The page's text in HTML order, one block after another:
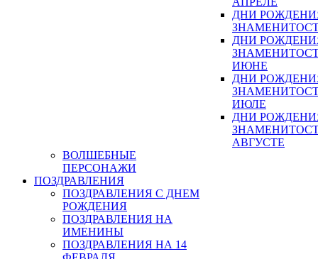
ДНИ
ДНИ
ИЮНЕ
ДНИ
ИЮЛЕ
ДНИ
АВГУСТЕ
ВОЛШЕБНЫЕ
ПЕРСОНАЖИ
ПОЗДРАВЛЕНИЯ
ПОЗДРАВЛЕНИЯ С ДНЕМ
РОЖДЕНИЯ
ПОЗДРАВЛЕНИЯ НА
ИМЕНИНЫ
ПОЗДРАВЛЕНИЯ НА 14